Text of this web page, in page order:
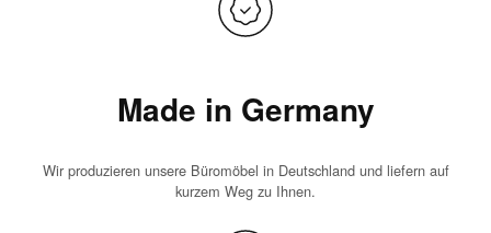
Made in Germany
Wir produzieren unsere Büromöbel in Deutschland und liefern auf
kurzem Weg zu Ihnen.